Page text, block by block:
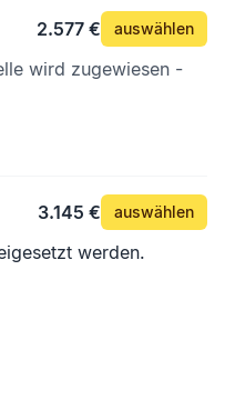
2.577 € auswählen
wird zugewiesen -
3.145 € auswählen
werden.